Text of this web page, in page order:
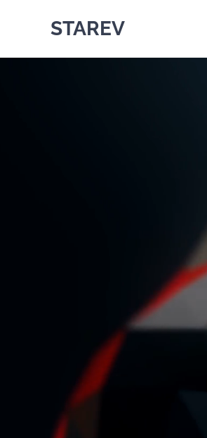
STAREV